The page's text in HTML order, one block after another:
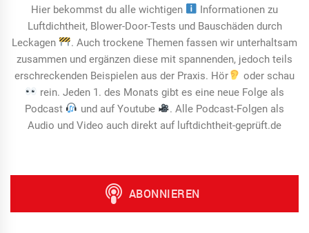
Hier bekommst du alle wichtigen
Informationen zu
Luftdichtheit, Blower-Door-Tests und Bauschäden durch
Leckagen
. Auch trockene Themen fassen wir unterhaltsam
zusammen und ergänzen diese mit spannenden, jedoch teils
erschreckenden Beispielen aus der Praxis. Hör
oder schau
rein. Jeden 1. des Monats gibt es eine neue Folge als
Podcast
und auf Youtube
. Alle Podcast-Folgen als
Audio und Video auch direkt auf luftdichtheit-geprüft.de